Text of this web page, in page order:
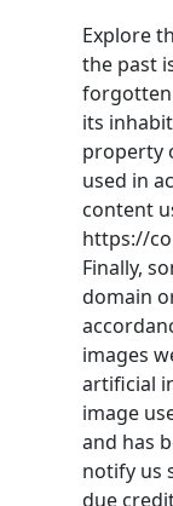
Explore
the past
its
property
used in
content
https://
Finally,
domain
images
artificial
image
and has
notify us
due